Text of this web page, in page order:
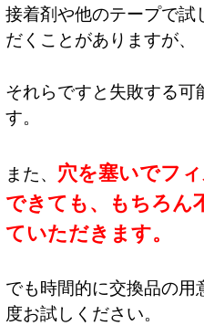
接着剤や他のテープで試
だくことがありますが、
それらですと失敗する可
す。
また、 穴を塞いでフ
できても、もちろん
ていただきます。
でも時間的に交換品の
度お試しください。